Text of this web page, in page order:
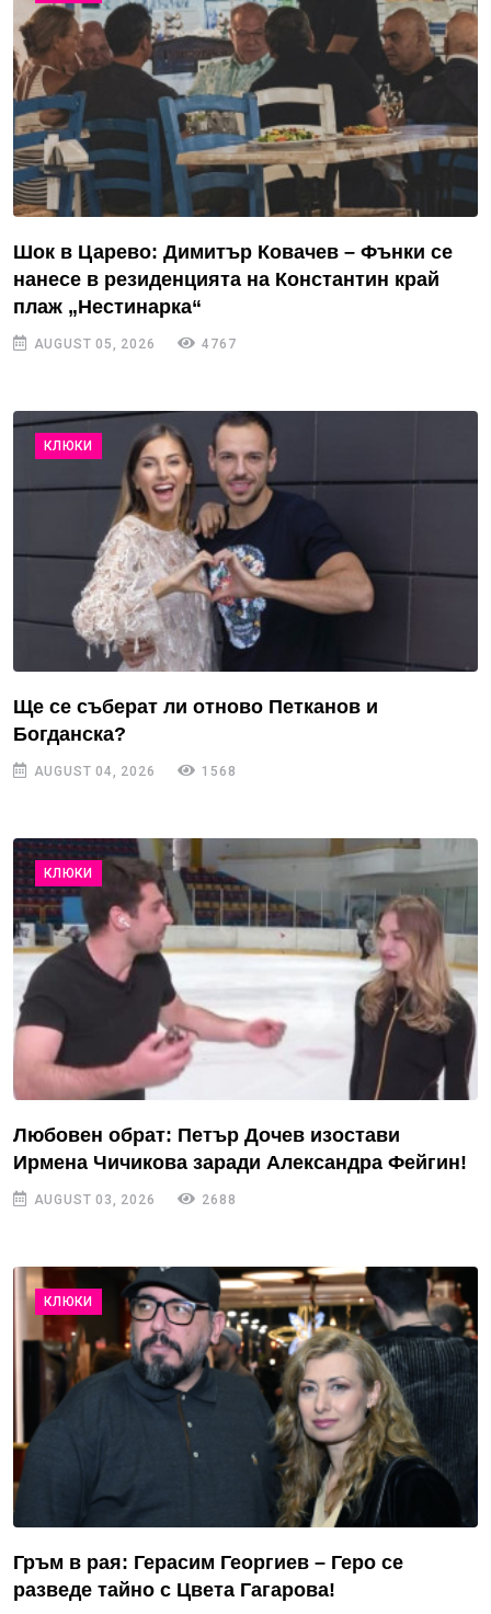
Шок в Царево: Димитър Ковачев – Фънки се
нанесе в резиденцията на Константин край
плаж „Нестинарка“
AUGUST 05, 2026 4767
КЛЮКИ
Ще се съберат ли отново Петканов и
Богданска?
AUGUST 04, 2026 1568
КЛЮКИ
Любовен обрат: Петър Дочев изостави
Ирмена Чичикова заради Александра Фейгин!
AUGUST 03, 2026 2688
КЛЮКИ
Гръм в рая: Герасим Георгиев – Геро се
разведе тайно с Цвета Гагарова!